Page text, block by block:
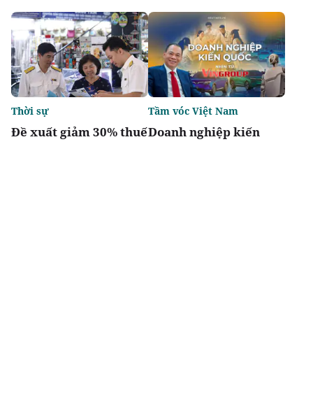
Đề xuất giảm 30% thuế
Thời sự
Doanh nghiệp kiến
Tầm vóc Việt Nam